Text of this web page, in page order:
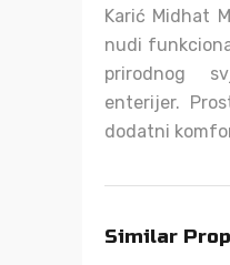
Karić Midhat
nudi
prirodnog
enterijer.
dodatni
Similar